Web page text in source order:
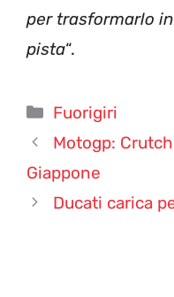
per trasformarlo
pista“.
Categorie
Fuorigiri
Motogp:
Giappone
Ducati carica